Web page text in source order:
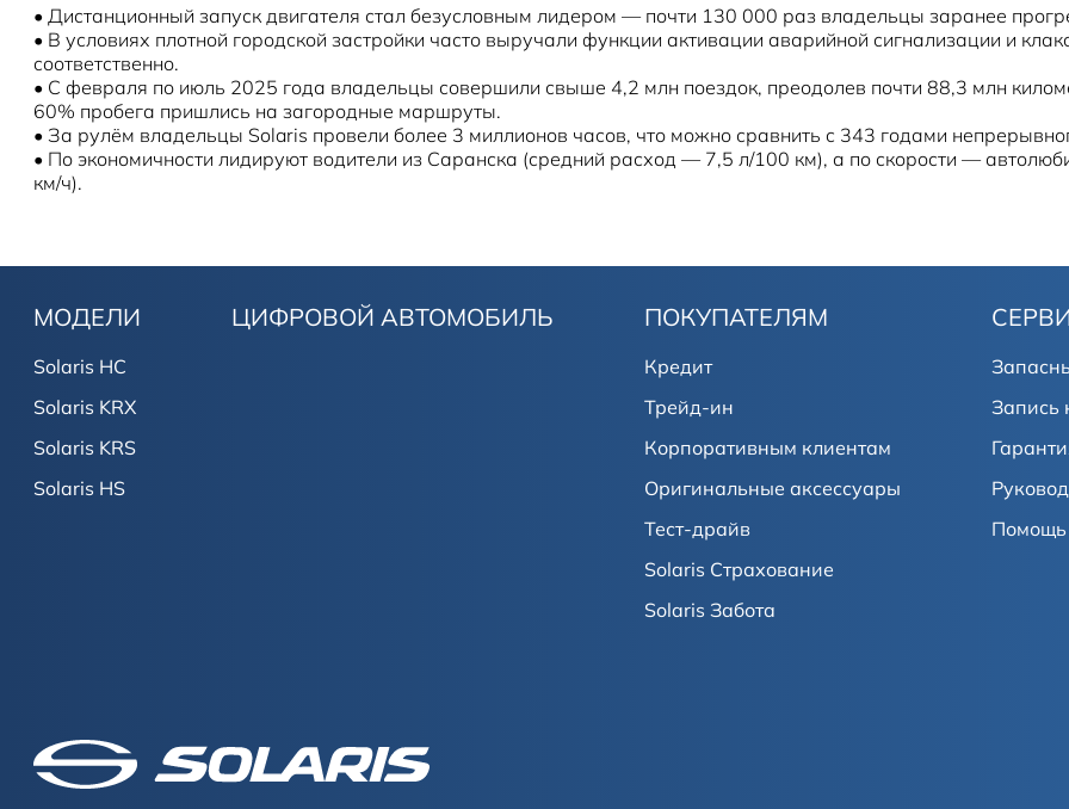
• Дистанционный запуск двигателя стал безусловным лидером — почти 130 000 раз владельцы заранее
• В условиях плотной городской застройки часто выручали функции активации аварийной сигнализации и
соответственно.
• С февраля по июль 2025 года владельцы совершили свыше 4,2 млн поездок, преодолев почти 88,3 млн
60% пробега пришлись на загородные маршруты.
• За рулём владельцы Solaris провели более 3 миллионов часов, что можно сравнить с 343 годами
• По экономичности лидируют водители из Саранска (средний расход — 7,5 л/100 км), а по скорости —
км/ч).
МОДЕЛИ
Solaris HC
Solaris KRX
Solaris KRS
Solaris HS
ЦИФРОВОЙ АВТОМОБИЛЬ ПОКУПАТЕЛЯМ
Кредит
Трейд-ин
Корпоративным клиентам
Оригинальные аксессуары
Тест-драйв
Solaris Страхование
Solaris Забота
Запись
Помощь